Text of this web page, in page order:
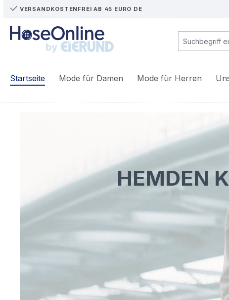
Hauptinhalt springen
Zur Suche springen
Zur Hauptnavigation springen
VERSANDKOSTENFREI AB 45 EURO DE
Startseite Mode für Damen Mode für Herren
HEMDEN